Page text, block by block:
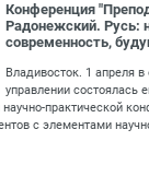
Конференция
Радонежский. Русь:
современность,
Владивосток. 1 апреля
управлении состоялась
практической
с элементами